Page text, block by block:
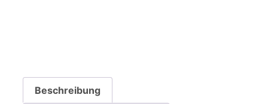
Beschreibung